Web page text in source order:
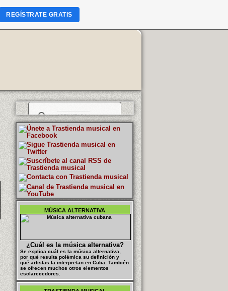
MÚSICA ALTERNATIVA
¿Cuál es la música alternativa?
Se explica cuál es la música alternativa,
por qué resulta polémica su definición y
qué artistas la interpretan en Cuba. También
se ofrecen muchos otros elementos
esclarecedores.
REGÍSTRATE GRATIS